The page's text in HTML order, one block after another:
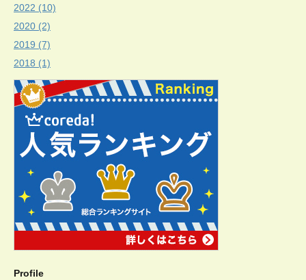
2022 (10)
2020 (2)
2019 (7)
2018 (1)
Profile